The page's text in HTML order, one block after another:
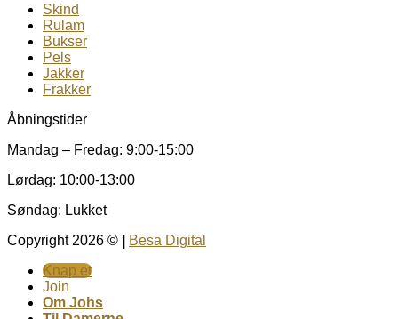
Skind
Rulam
Bukser
Pels
Jakker
Frakker
Åbningstider
Mandag – Fredag: 9:00-15:00
Lørdag: 10:00-13:00
Søndag: Lukket
Copyright 2026 ©
Besa Digital
Knap et
Join
Om Johs